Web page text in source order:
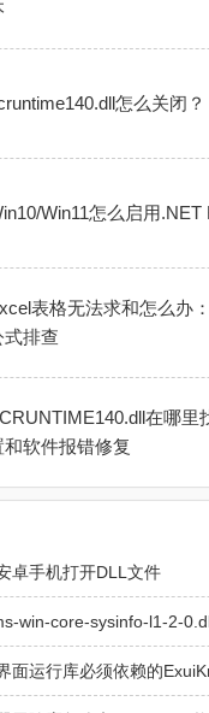
怎么关闭？
Win11怎么启用.NET
表格无法求和怎么办
式排查
在哪里
和软件报错修复
卓手机打开DLL文件
win-core-sysinfo-l1-2-
面运行库必须依赖的